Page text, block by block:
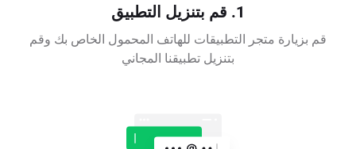
1. قم بتنزيل التطبيق
قم بزيارة متجر التطبيقات للهاتف المحمول الخاص بك وقم
بتنزيل تطبيقنا المجاني